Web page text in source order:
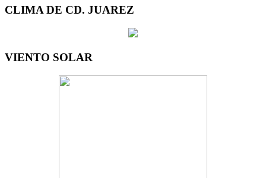
CLIMA DE CD. JUAREZ
VIENTO SOLAR